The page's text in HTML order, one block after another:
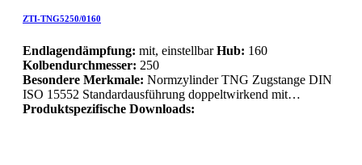
ZTI-TNG5250/0160
Endlagendämpfung: mit, einstellbarHub: 160
Kolbendurchmesser: 250
Besondere Merkmale: Normzylinder TNG Zugstange DIN
ISO 15552 Standardausführung doppeltwirkend mit…
Produktspezifische Downloads: